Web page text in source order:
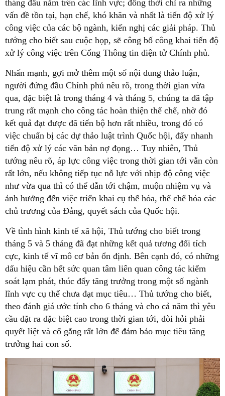
tháng đầu năm trên các lĩnh vực; đồng thời chỉ ra những
vấn đề tồn tại, hạn chế, khó khăn và nhất là tiến độ xử lý
công việc của các bộ ngành, kiến nghị các giải pháp. Thủ
tướng cho biết sau cuộc họp, sẽ công bố công khai tiến độ
xử lý công việc trên Cổng Thông tin điện tử Chính phủ.
Nhấn mạnh, gợi mở thêm một số nội dung thảo luận,
người đứng đầu Chính phủ nêu rõ, trong thời gian vừa
qua, đặc biệt là trong tháng 4 và tháng 5, chúng ta đã tập
trung rất mạnh cho công tác hoàn thiện thể chế, nhờ đó
kết quả đạt được đã tiến bộ hơn rất nhiều, trong đó có
việc chuẩn bị các dự thảo luật trình Quốc hội, đẩy nhanh
tiến độ xử lý các văn bản nợ đọng… Tuy nhiên, Thủ
tướng nêu rõ, áp lực công việc trong thời gian tới vẫn còn
rất lớn, nếu không tiếp tục nỗ lực với nhịp độ công việc
như vừa qua thì có thể dẫn tới chậm, muộn nhiệm vụ và
ảnh hưởng đến việc triển khai cụ thể hóa, thể chế hóa các
chủ trương của Đảng, quyết sách của Quốc hội.
Về tình hình kinh tế xã hội, Thủ tướng cho biết trong
tháng 5 và 5 tháng đã đạt những kết quả tương đối tích
cực, kinh tế vĩ mô cơ bản ổn định. Bên cạnh đó, có những
dấu hiệu cần hết sức quan tâm liên quan công tác kiểm
soát lạm phát, thúc đẩy tăng trưởng trong một số ngành
lĩnh vực cụ thể chưa đạt mục tiêu… Thủ tướng cho biết,
theo đánh giá ước tính cho 6 tháng và cho cả năm thì yêu
cầu đặt ra đặc biệt cao trong thời gian tới, đòi hỏi phải
quyết liệt và cố gắng rất lớn để đảm bảo mục tiêu tăng
trưởng hai con số.